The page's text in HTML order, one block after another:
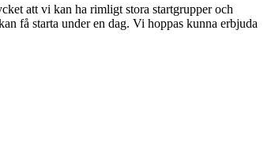
att vi kan ha rimligt stora startgrupper och
få starta under en dag. Vi hoppas kunna erbjuda